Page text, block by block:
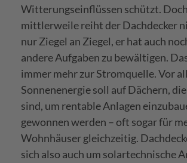
Witterungseinflüssen schützt. Doch
mittlerweile reiht der Dachdecker
nur Ziegel an Ziegel, er hat auch
andere Aufgaben zu bewältigen.
immer mehr zur Stromquelle. Vor
Sonnenenergie soll auf Dächern,
sind, um rentable Anlagen
gewonnen werden – oft sogar für
Wohnhäuser gleichzeitig.
sich also auch um solartechnische